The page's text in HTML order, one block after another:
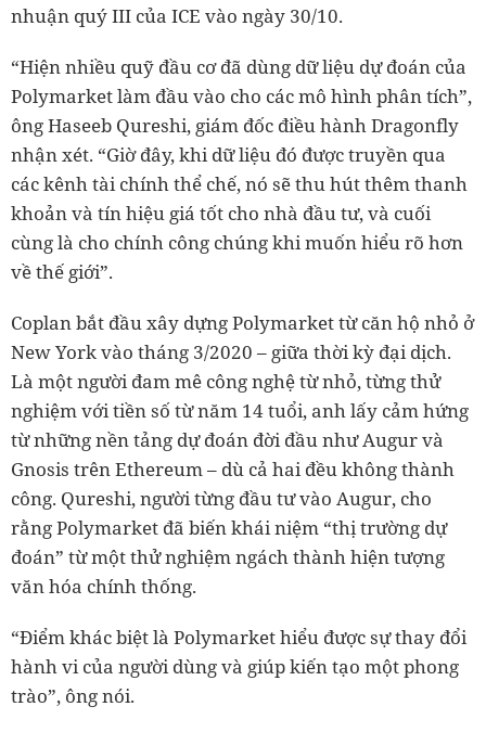
nhuận quý III của ICE vào ngày 30/10.
“Hiện nhiều quỹ đầu cơ đã dùng dữ liệu dự đoán của
Polymarket làm đầu vào cho các mô hình phân tích”,
ông Haseeb Qureshi, giám đốc điều hành Dragonfly
nhận xét. “Giờ đây, khi dữ liệu đó được truyền qua
các kênh tài chính thể chế, nó sẽ thu hút thêm thanh
khoản và tín hiệu giá tốt cho nhà đầu tư, và cuối
cùng là cho chính công chúng khi muốn hiểu rõ hơn
về thế giới”.
Coplan bắt đầu xây dựng Polymarket từ căn hộ nhỏ ở
New York vào tháng 3/2020 – giữa thời kỳ đại dịch.
Là một người đam mê công nghệ từ nhỏ, từng thử
nghiệm với tiền số từ năm 14 tuổi, anh lấy cảm hứng
từ những nền tảng dự đoán đời đầu như Augur và
Gnosis trên Ethereum – dù cả hai đều không thành
công. Qureshi, người từng đầu tư vào Augur, cho
rằng Polymarket đã biến khái niệm “thị trường dự
đoán” từ một thử nghiệm ngách thành hiện tượng
văn hóa chính thống.
“Điểm khác biệt là Polymarket hiểu được sự thay đổi
hành vi của người dùng và giúp kiến tạo một phong
trào”, ông nói.